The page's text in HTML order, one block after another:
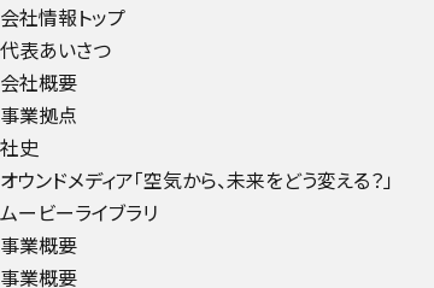
会社情報トップ
代表あいさつ
会社概要
事業拠点
社史
オウンドメディア「空気から、未来をどう変える？」
ムービーライブラリ
事業概要
事業概要